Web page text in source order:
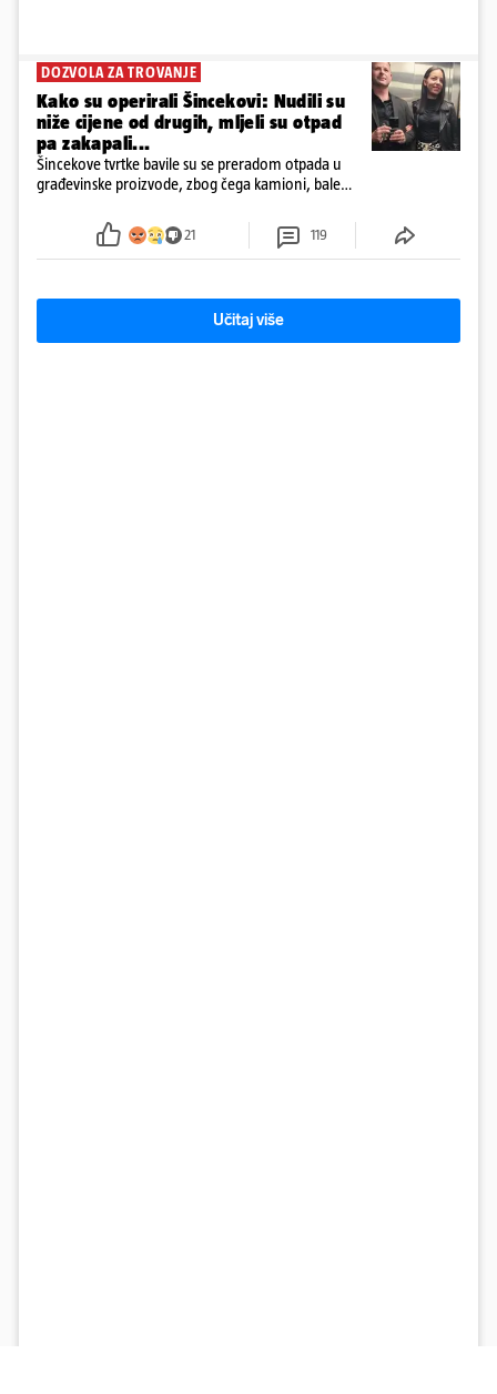
DOZVOLA ZA TROVANJE
Kako su operirali Šincekovi: Nudili su
niže cijene od drugih, mljeli su otpad
pa zakapali...
Šincekove tvrtke bavile su se preradom otpada u
građevinske proizvode, zbog čega kamioni, bale
21 119
Učitaj više